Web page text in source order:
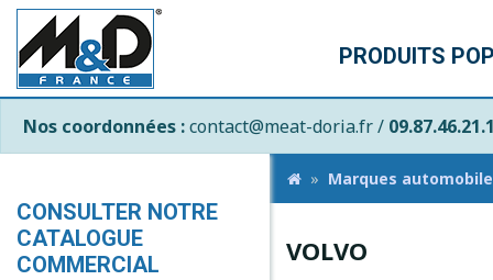
PRODUITS
Nos coordonnées :contact@meat-doria.fr /
CONSULTER NOTRE
CATALOGUE
COMMERCIAL
Marques
VOLVO